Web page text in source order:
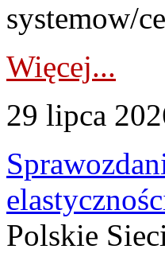
systemow/
Więcej...
29 lipca
Polskie